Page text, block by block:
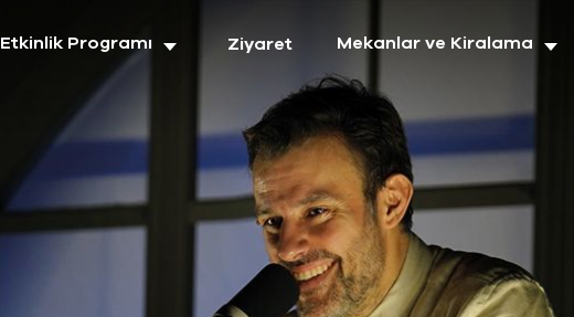
Etkinlik Programı Ziyaret Mekanlar ve Kiralama